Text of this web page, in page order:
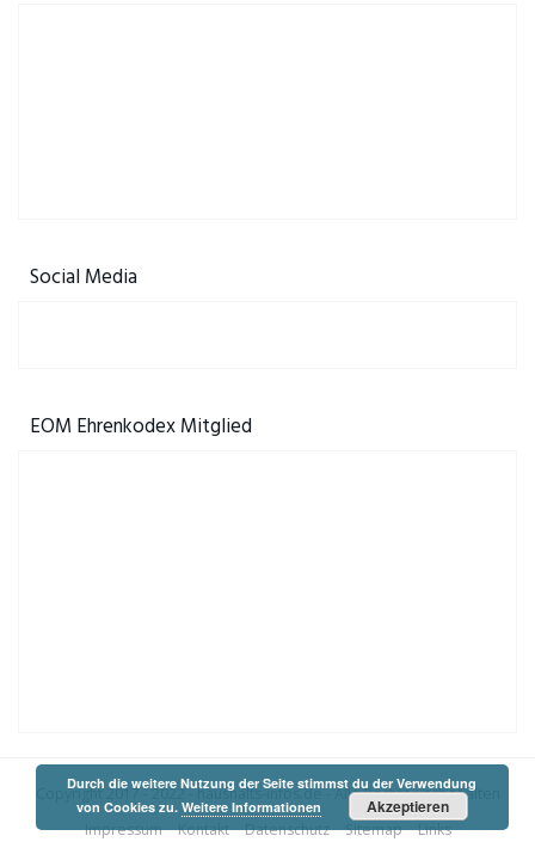
Social Media
EOM Ehrenkodex Mitglied
Copyright 2017 - 2022 -haushalts-infos.de- Alle Rechte vorbehalten
Impressum
Kontakt Datenschutz Sitemap Links
Durch die weitere Nutzung der Seite stimmst du der Verwendung
von Cookies zu. Weitere Informationen Akzeptieren